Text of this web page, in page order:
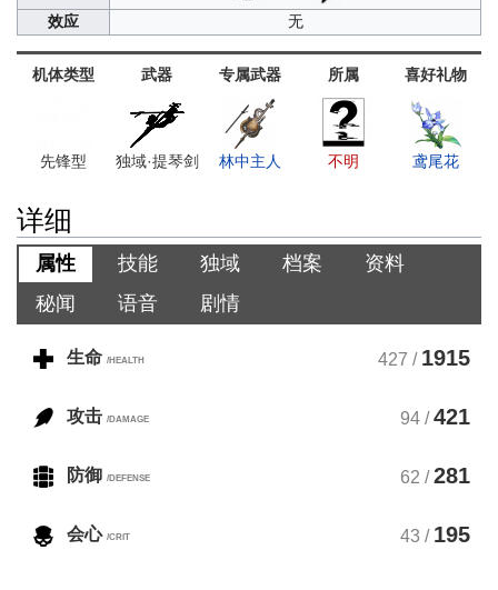
效应
无
机体类型 武器 专属武器 所属 喜好礼物
先锋型 独域·提琴剑 林中主人 不明 鸢尾花
详细
属性 技能 独域 档案
资料
秘闻
语音 剧情
生命 /HEALTH 427 / 1915
攻击 /DAMAGE 94 /421
防御 /DEFENSE 62 /281
会心 /CRIT 43 / 195